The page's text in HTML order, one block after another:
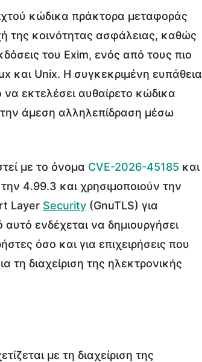
κώδικα πράκτορα μεταφοράς
της κοινότητας ασφάλειας, καθώς
του Exim, ενός από τους πιο
και Unix. Η συγκεκριμένη ευπάθεια
να εκτελέσει αυθαίρετο κώδικα
άμεση αλληλεπίδραση μέσω
με το όνομα CVE-2026-45185 και
4.99.3 και χρησιμοποιούν την
Layer Security (GnuTLS) για
ενδέχεται να δημιουργήσει
όσο και για επιχειρήσεις που
τη διαχείριση της ηλεκτρονικής
με τη διαχείριση της